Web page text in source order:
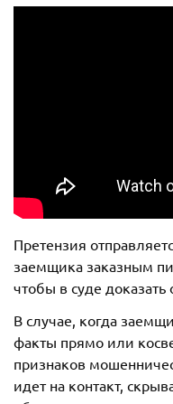
Претензия
заемщика заказным
чтобы в суде
В случае, когда
факты прямо или
признаков
идет на контакт,